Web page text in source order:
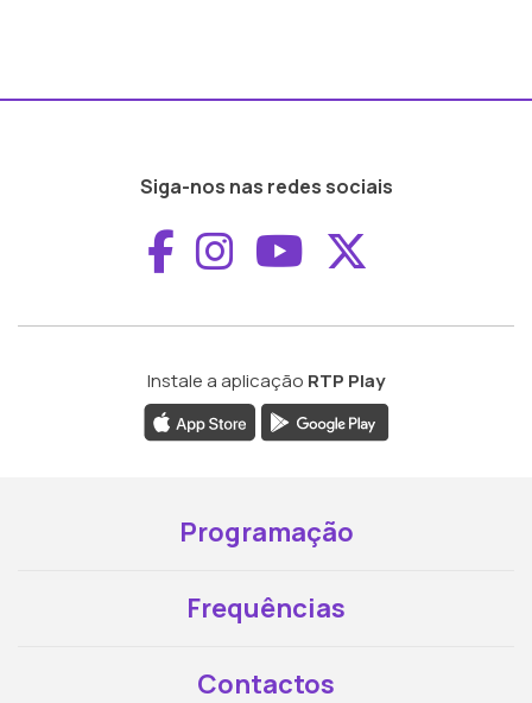
Siga-nos nas redes sociais
Aceder ao
Aceder ao
Aceder ao
Instale a aplicação RTP Play
Programação
Frequências
Contactos